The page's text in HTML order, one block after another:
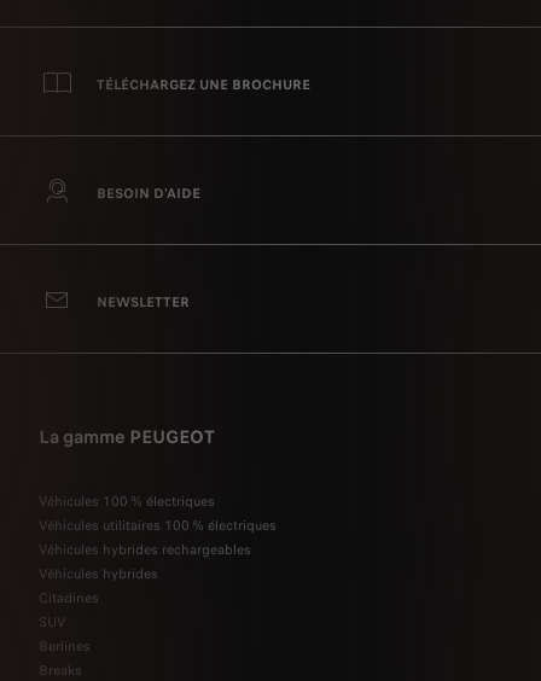
TÉLÉCHARGEZ UNE BROCHURE
BESOIN D’AIDE
NEWSLETTER
La gamme PEUGEOT
Véhicules 100 % électriques
Véhicules utilitaires 100 % électriques
Véhicules hybrides rechargeables
Véhicules hybrides
Citadines
SUV
Berlines
Breaks